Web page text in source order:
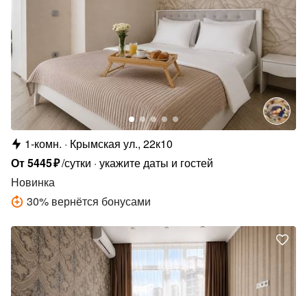
1-комн.
Крымская ул., 22к10
От5445₽/сутки укажите даты и гостей
Новинка
30% вернётся бонусами